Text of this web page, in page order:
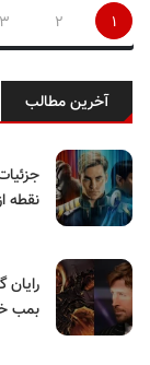
صفحه‌بندی
نوشته‌ها
1
2
3
آخرین مطالب
نقطه
بمب